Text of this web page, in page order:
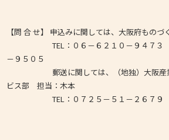
【問 合 せ】 申込みに関しては、大阪府も
TEL：０６－６２１０－９４７３
－９５０５
郵送に関しては、（地独）大阪産業
ビス部 担当：木本
TEL：０７２５－５１－２６７９